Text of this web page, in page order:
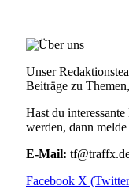
Unser
Beiträge zu
Hast du
werden, dann
E-Mail:
Facebook X